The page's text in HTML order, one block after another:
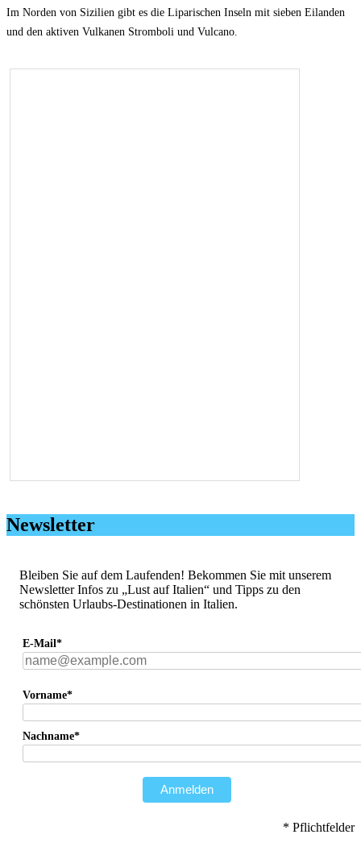
Im Norden von Sizilien gibt es die Liparischen Inseln mit sieben Eilanden
und den aktiven Vulkanen Stromboli und Vulcano.
Newsletter
Bleiben Sie auf dem Laufenden! Bekommen Sie mit unserem
Newsletter Infos zu „Lust auf Italien“ und Tipps zu den
schönsten Urlaubs-Destinationen in Italien.
E-Mail*
Vorname*
Nachname*
Anmelden
* Pflichtfelder